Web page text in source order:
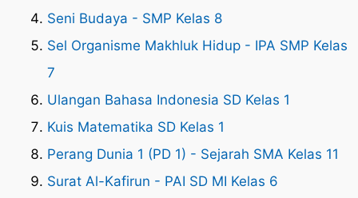
Seni Budaya - SMP Kelas 8
Sel Organisme Makhluk Hidup - IPA SMP Kelas
7
Ulangan Bahasa Indonesia SD Kelas 1
Kuis Matematika SD Kelas 1
Perang Dunia 1 (PD 1) - Sejarah SMA Kelas 11
Surat Al-Kafirun - PAI SD MI Kelas 6